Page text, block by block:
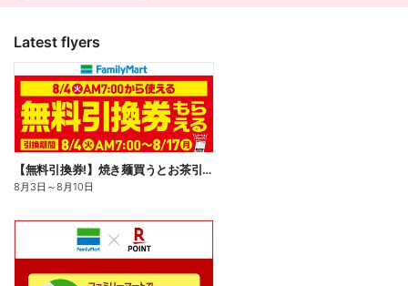
Latest flyers
【無料引換券!】焼き麺買うとお茶引換券貰える!
8月3日 ～8月10日